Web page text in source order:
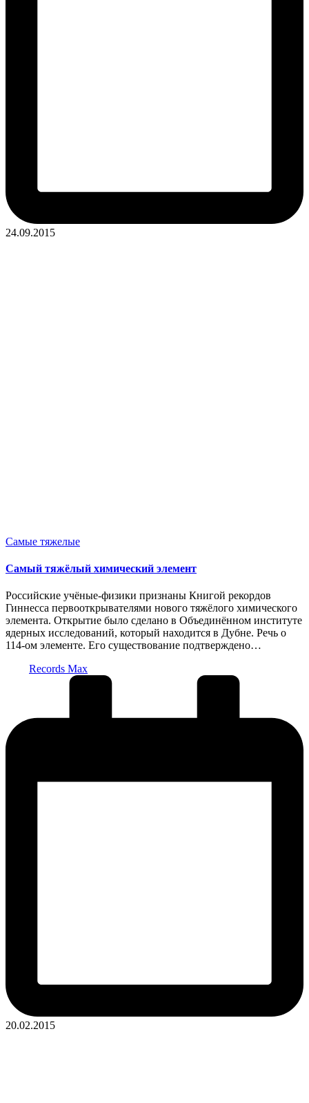
24.09.2015
Опубликовано
Самые тяжелые
Самый тяжёлый химический элемент
Российские учёные-физики признаны Книгой рекордов
Гиннесса первооткрывателями нового тяжёлого химического
элемента. Открытие было сделано в Объединённом институте
ядерных исследований, который находится в Дубне. Речь о
114-ом элементе. Его существование подтверждено…
Records Max
20.02.2015